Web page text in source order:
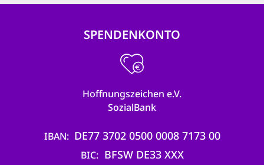
SPENDENKONTO
Hoffnungszeichen e.V.
SozialBank
IBAN DE77 3702 0500 0008 7173 00
BIC BFSW DE33 XXX